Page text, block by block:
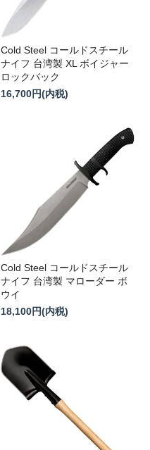
Cold Steel コールドスチール
ナイフ 台湾製 XL ボイジャー
ロックバック
16,700円(内税)
Cold Steel コールドスチール
ナイフ 台湾製 マローダー ボ
ウイ
18,100円(内税)